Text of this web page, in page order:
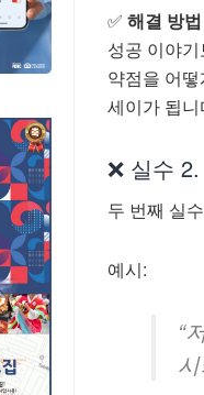
✅ 해결 방법
성공 이야
약점을 어
세이가 됩니
❌ 실수
두 번째 실
예시:
“